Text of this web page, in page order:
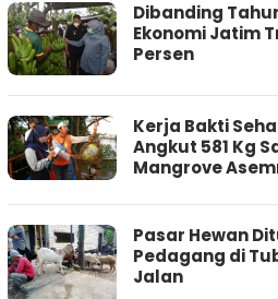
Dibanding
Ekonomi Jatim
Persen
Kerja Bakti
Angkut 581 Kg
Mangrove
Pasar Hewan
Pedagang di
Jalan